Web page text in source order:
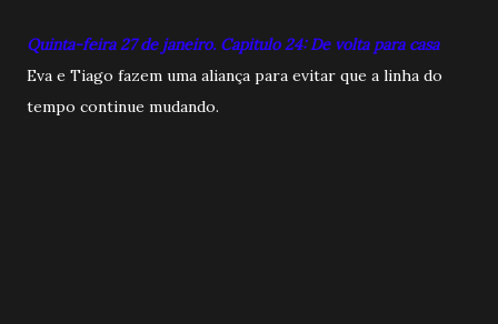
Quinta-feira 27 de janeiro. Capitulo 24: De volta para casa
Eva e Tiago fazem uma aliança para evitar que a linha do
tempo continue mudando.